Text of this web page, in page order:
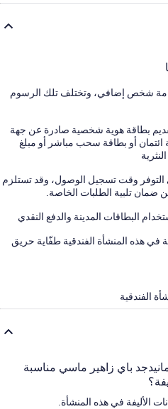
شخص إضافي، وتختلف تلك الرسوم
بطاقة هوية شخصية صادرة عن جهة
ائتمان أو بطاقة سحب مباشر أو مبلغ
وقت تسجيل الوصول، وقد تستلزم
ضمان تلبية الطلبات الخاصة.
البطاقات المدينة والدفع النقدي
في هذه المنشأة الفندقية طفّاية حريق
الفندقية
باي زاهير ماسي مناسبة
الأليفة في هذه المنشأة.